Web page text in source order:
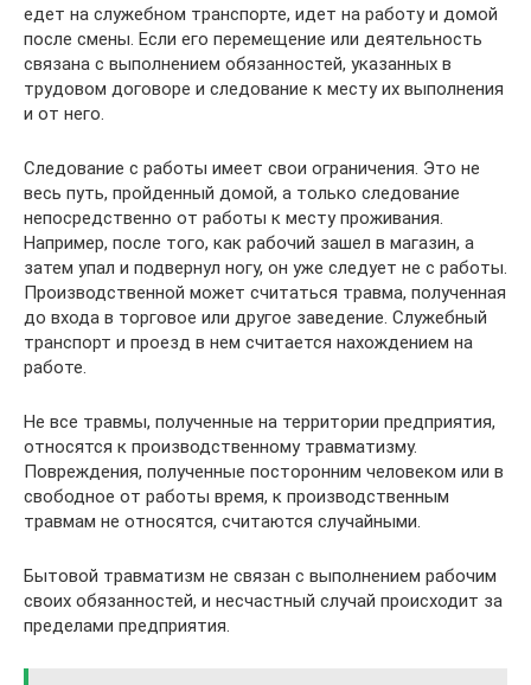
едет на служебном транспорте, идет на работу и домой
после смены. Если его перемещение или деятельность
связана с выполнением обязанностей, указанных в
трудовом договоре и следование к месту их выполнения
и от него.
Следование с работы имеет свои ограничения. Это не
весь путь, пройденный домой, а только следование
непосредственно от работы к месту проживания.
Например, после того, как рабочий зашел в магазин, а
затем упал и подвернул ногу, он уже следует не с работы.
Производственной может считаться травма, полученная
до входа в торговое или другое заведение. Служебный
транспорт и проезд в нем считается нахождением на
работе.
Не все травмы, полученные на территории предприятия,
относятся к производственному травматизму.
Повреждения, полученные посторонним человеком или в
свободное от работы время, к производственным
травмам не относятся, считаются случайными.
Бытовой травматизм не связан с выполнением рабочим
своих обязанностей, и несчастный случай происходит за
пределами предприятия.